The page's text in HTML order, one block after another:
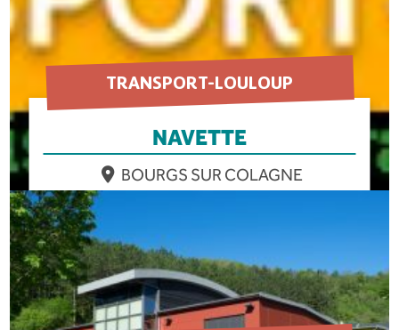
TRANSPORT-LOULOUP
NAVETTE
BOURGS SUR COLAGNE